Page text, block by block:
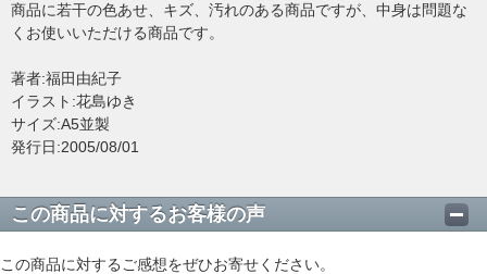
商品に若干の色あせ、キズ、汚れのある商品ですが、中身は問題な
くお使いいただける商品です。
著者:福田由紀子
イラスト:花島ゆき
サイズ:A5並製
発行日:2005/08/01
この商品に対するお客様の声
この商品に対するご感想をぜひお寄せください。